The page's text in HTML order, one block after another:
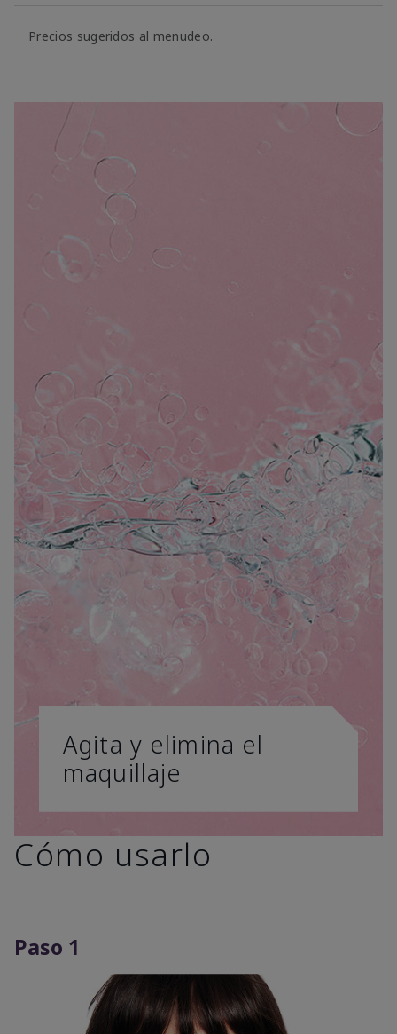
Precios sugeridos al menudeo.
Agita y elimina el
maquillaje
Cómo usarlo
Paso 1